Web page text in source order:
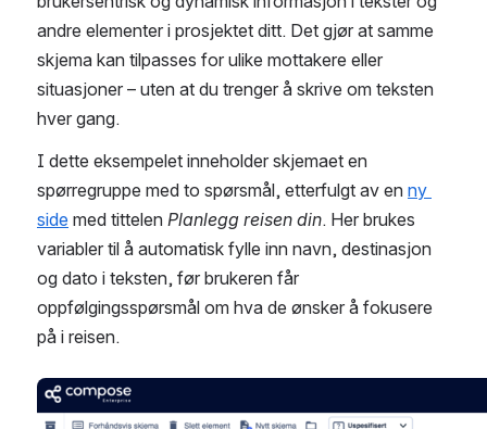
andre elementer i prosjektet ditt. Det gjør at samme
skjema kan tilpasses for ulike mottakere eller
situasjoner – uten at du trenger å skrive om teksten
hver gang.
I dette eksempelet inneholder skjemaet en
spørregruppe med to spørsmål, etterfulgt av en ny
side med tittelen Planlegg reisen din. Her brukes
variabler til å automatisk fylle inn navn, destinasjon
og dato i teksten, før brukeren får
oppfølgingsspørsmål om hva de ønsker å fokusere
på i reisen.
Open